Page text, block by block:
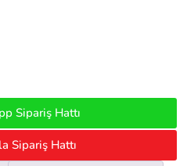
Sipariş Hattı
Sipariş Hattı